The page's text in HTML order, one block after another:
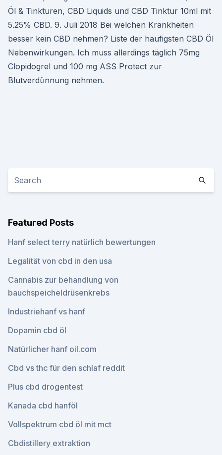
Öl & Tinkturen, CBD Liquids und CBD Tinktur 10ml mit
5.25% CBD. 9. Juli 2018 Bei welchen Krankheiten
besser kein CBD nehmen? Liste der häufigsten CBD Öl
Nebenwirkungen. Ich muss allerdings täglich 75mg
Clopidogrel und 100 mg ASS Protect zur
Blutverdünnung nehmen.
Featured Posts
Hanf select terry natürlich bewertungen
Legalität von cbd in den usa
Cannabis zur behandlung von
bauchspeicheldrüsenkrebs
Industriehanf vs hanf
Dopamin cbd öl
Natürlicher hanf oil.com
Cbd vs thc für den schlaf reddit
Plus cbd drogentest
Kanada cbd hanföl
Vollspektrum cbd öl mit mct
Cbdistillery extraktion